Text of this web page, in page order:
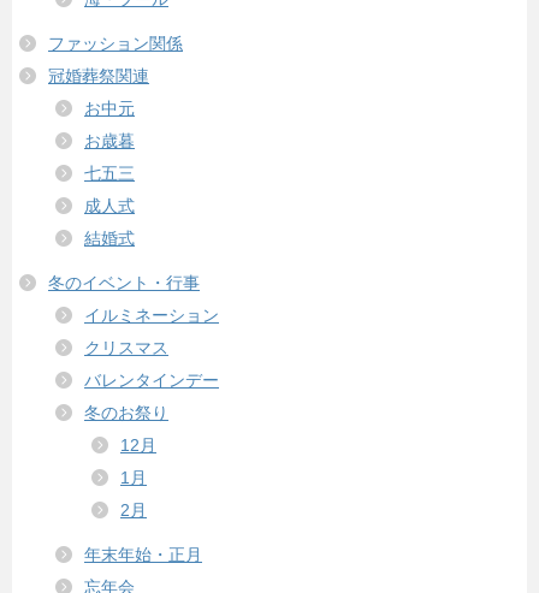
ファッション関係
冠婚葬祭関連
お中元
お歳暮
七五三
成人式
結婚式
冬のイベント・行事
イルミネーション
クリスマス
バレンタインデー
冬のお祭り
12月
1月
2月
年末年始・正月
忘年会